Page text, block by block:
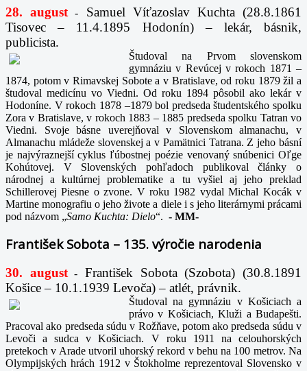
28. august -
Samuel Víťazoslav Kuchta (28.8.1861
Tisovec – 11.4.1895 Hodonín) – lekár, básnik,
publicista.
Študoval na Prvom slovenskom
gymnáziu v Revúcej v rokoch 1871 –
1874, potom v Rimavskej Sobote a v Bratislave, od roku 1879 žil a
študoval medicínu vo Viedni. Od roku 1894 pôsobil ako lekár v
Hodoníne. V rokoch 1878 –1879 bol predseda študentského spolku
Zora v Bratislave, v rokoch 1883 – 1885 predseda spolku Tatran vo
Viedni. Svoje básne uverejňoval v Slovenskom almanachu, v
Almanachu mládeže slovenskej a v Pamätnici Tatrana. Z jeho básní
je najvýraznejší cyklus ľúbostnej poézie venovaný snúbenici Oľge
Kohútovej. V Slovenských pohľadoch publikoval články o
národnej a kultúrnej problematike a tu vyšiel aj jeho preklad
Schillerovej Piesne o zvone. V roku 1982 vydal Michal Kocák v
Martine monografiu o jeho živote a diele i s jeho literárnymi prácami
pod názvom „Samo Kuchta: Dielo“. - MM-
František Sobota – 135. výročie narodenia
30. august-
František Sobota (Szobota) (30.8.1891
Košice – 10.1.1939 Levoča) – atlét, právnik.
Študoval na gymnáziu v Košiciach a
právo v Košiciach, Kluži a Budapešti.
Pracoval ako predseda súdu v Rožňave, potom ako predseda súdu v
Levoči a sudca v Košiciach. V roku 1911 na celouhorských
pretekoch v Arade utvoril uhorský rekord v behu na 100 metrov. Na
Olympijských hrách 1912 v Štokholme reprezentoval Slovensko v